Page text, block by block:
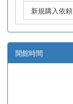
新規購入依頼
開館時間